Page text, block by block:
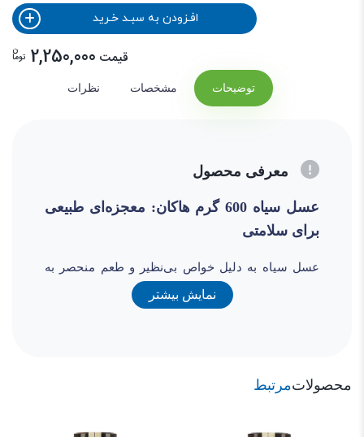
افـزودن به سبـد خـرید
قیمت 2,250,000 توما
ن
توضیحات مشخصات نظرات
معرفی محصول
عسل سیاه 600 گرم هاکان: معجزه‌ای طبیعی
برای سلامتی
عسل سیاه به دلیل خواص بی‌نظیر و طعم منحصر به
فردش، یکی از محبوب‌ترین انواع عسل در جهان است.
برند هاکان با ارائه عسل سیاه 600 گرمی با کیفیت بالا،
نمایش بیشتر
محصولاتمرتبط